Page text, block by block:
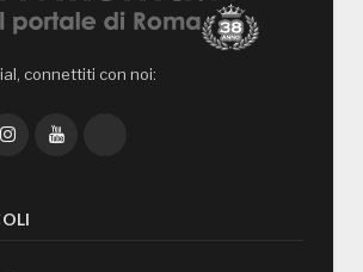
connettiti con noi:
InstagramYouTube